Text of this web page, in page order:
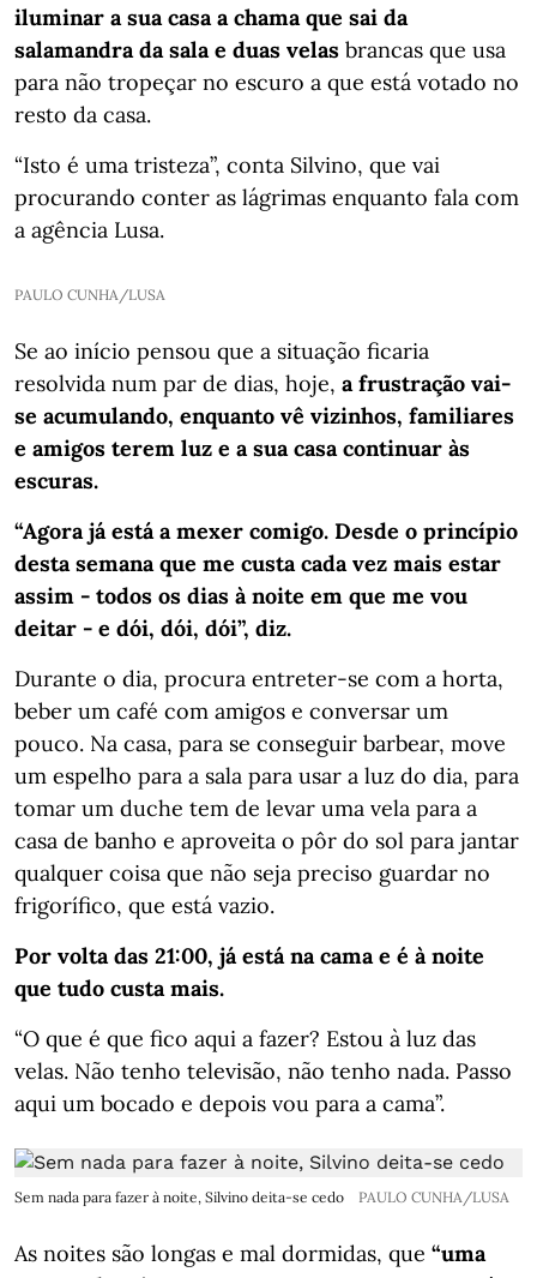
iluminar a sua casa a chama que sai da
salamandra da sala e duas velas brancas que usa
para não tropeçar no escuro a que está votado no
resto da casa.
“Isto é uma tristeza”, conta Silvino, que vai
procurando conter as lágrimas enquanto fala com
a agência Lusa.
PAULO CUNHA/LUSA
Se ao início pensou que a situação ficaria
resolvida num par de dias, hoje, a frustração vai-
se acumulando, enquanto vê vizinhos, familiares
e amigos terem luz e a sua casa continuar às
escuras.
“Agora já está a mexer comigo. Desde o princípio
desta semana que me custa cada vez mais estar
assim - todos os dias à noite em que me vou
deitar - e dói, dói, dói”, diz.
Durante o dia, procura entreter-se com a horta,
beber um café com amigos e conversar um
pouco. Na casa, para se conseguir barbear, move
um espelho para a sala para usar a luz do dia, para
tomar um duche tem de levar uma vela para a
casa de banho e aproveita o pôr do sol para jantar
qualquer coisa que não seja preciso guardar no
frigorífico, que está vazio.
Por volta das 21:00, já está na cama e é à noite
que tudo custa mais.
“O que é que fico aqui a fazer? Estou à luz das
velas. Não tenho televisão, não tenho nada. Passo
aqui um bocado e depois vou para a cama”.
Sem nada para fazer à noite, Silvino deita-se cedo PAULO CUNHA/LUSA
As noites são longas e mal dormidas, que “uma